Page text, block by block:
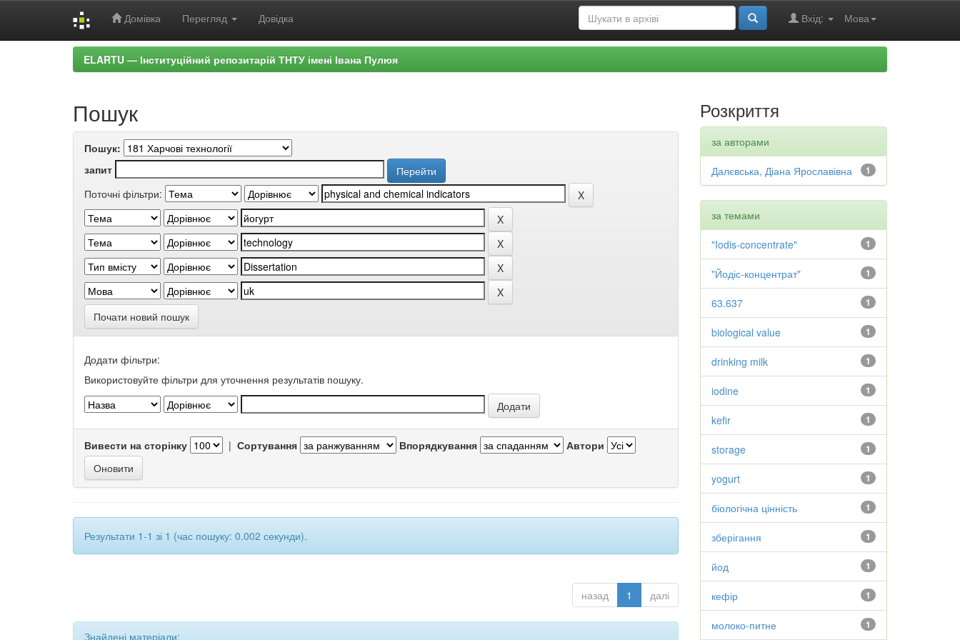
Домівка Перегляд Довідка Мова
Вхід:
ELARTU — Інституційний репозитарій ТНТУ імені Івана Пулюя
Пошук
Пошук:
запит
Поточні фільтри:
Почати новий пошук
Додати фільтри:
Використовуйте фільтри для уточнення результатів пошуку.
Вивести на сторінку | Сортування Впорядкування Автори
Результати 1-1 зі 1 (час пошуку: 0.002 секунди).
назад 1 далі
Знайдені матеріали:
Розкриття
за авторами
1
Далєвська, Діана Ярославівна
за темами
1
"Iodis-concentrate"
1
"Йодіс-концентрат"
1
63.637
1
biological value
1
drinking milk
1
iodine
1
kefir
1
storage
1
yogurt
1
біологічна цінність
1
зберігання
1
йод
1
кефір
1
молоко-питне